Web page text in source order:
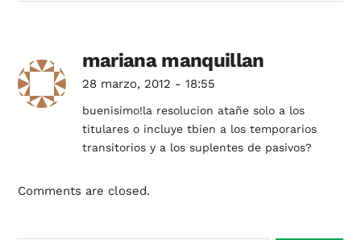
mariana manquillan
28 marzo, 2012 - 18:55
buenisimo!la resolucion atañe solo a los
titulares o incluye tbien a los temporarios
transitorios y a los suplentes de pasivos?
Comments are closed.